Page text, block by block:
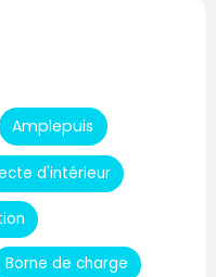
Amplepuis
d'intérieur
Borne de charge